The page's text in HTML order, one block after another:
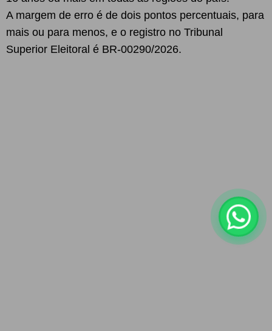
A margem de erro é de dois pontos percentuais, para
mais ou para menos, e o registro no Tribunal
Superior Eleitoral é BR-00290/2026.